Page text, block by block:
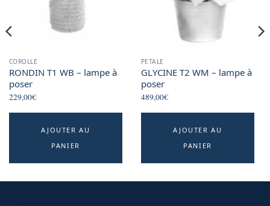
COROLLE
RONDIN T1 WB – lampe à
poser
229,00€
AJOUTER AU
PANIER
PETALE
GLYCINE T2 WM – lampe à
poser
489,00€
AJOUTER AU
PANIER